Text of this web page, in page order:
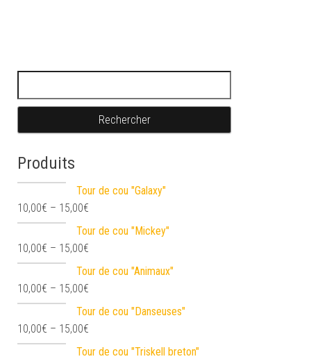
Produits
Tour de cou "Galaxy"
10,00€ – 15,00€
Tour de cou "Mickey"
10,00€ – 15,00€
Tour de cou "Animaux"
10,00€ – 15,00€
Tour de cou "Danseuses"
10,00€ – 15,00€
Tour de cou "Triskell breton"